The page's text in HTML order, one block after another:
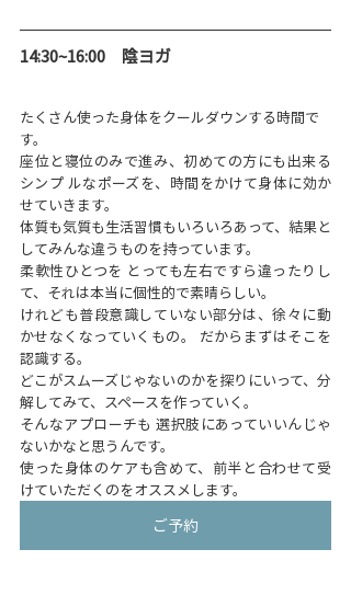
14:30~16:00　​​陰ヨガ
たくさん使った身体をクールダウンする時間で
す。
座位と寝位のみで進み、初めての方にも出来る
シンプ ルなポーズを、時間をかけて身体に効か
せていきます。
体質も気質も生活習慣もいろいろあって、結果と
してみんな違うものを持っています。
柔軟性ひとつを とっても左右ですら違ったりし
て、それは本当に個性的で素晴らしい。
けれども普段意識していない部分は、徐々に動
かせなくなっていくもの。 だからまずはそこを
認識する。
どこがスムーズじゃないのかを探りにいって、分
解してみて、スペースを作っていく。
そんなアプローチも 選択肢にあっていいんじゃ
ないかなと思うんです。
使った身体のケアも含めて、前半と合わせて受
けていただくのをオススメします。
ご予約